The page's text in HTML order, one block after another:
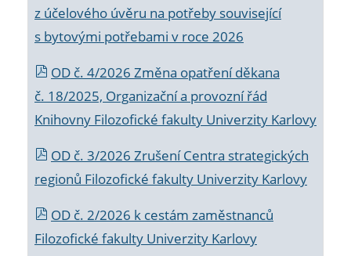
z účelového úvěru na potřeby související
s bytovými potřebami v roce 2026
OD č. 4/2026 Změna opatření děkana
č. 18/2025, Organizační a provozní řád
Knihovny Filozofické fakulty Univerzity Karlovy
OD č. 3/2026 Zrušení Centra strategických
regionů Filozofické fakulty Univerzity Karlovy
OD č. 2/2026 k cestám zaměstnanců
Filozofické fakulty Univerzity Karlovy